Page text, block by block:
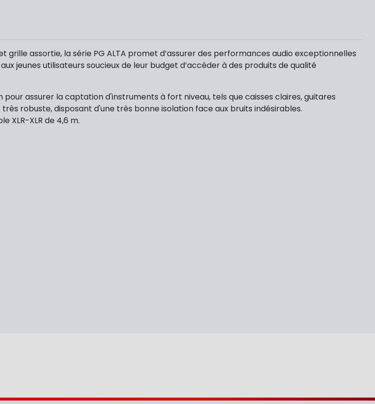
assortie, la série PG ALTA promet d’assurer des performances audio exceptionnelles
jeunes utilisateurs soucieux de leur budget d’accéder à des produits de qualité
assurer la captation d'instruments à fort niveau, tels que caisses claires, guitares
robuste, disposant d'une très bonne isolation face aux bruits indésirables.
XLR-XLR de 4,6 m.